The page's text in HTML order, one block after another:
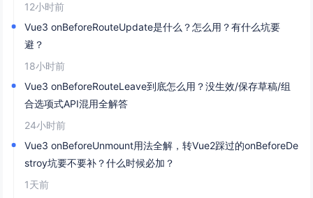
12小时前
Vue3 onBeforeRouteUpdate是什么？怎么用？有什么坑要
避？
18小时前
Vue3 onBeforeRouteLeave到底怎么用？没生效/保存草稿/组
合选项式API混用全解答
24小时前
Vue3 onBeforeUnmount用法全解，转Vue2踩过的onBeforeDe
stroy坑要不要补？什么时候必加？
1天前